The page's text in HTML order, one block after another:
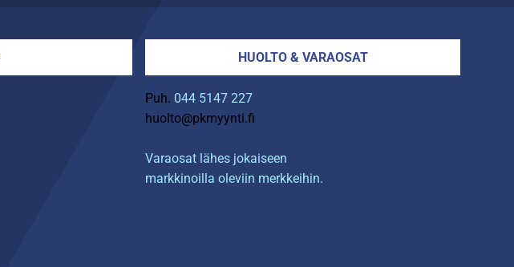
HUOLTO & VARAOSAT
Puh. 044 5147 227
huolto@pkmyynti.fi
Varaosat lähes jokaiseen
markkinoilla oleviin merkkeihin.